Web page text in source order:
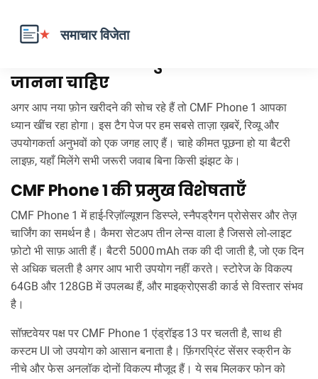
CMF Phone 1 – सब कुछ जो आपको अभी
जानना चाहिए
अगर आप नया फ़ोन खरीदने की सोच रहे हैं तो CMF Phone 1 आपका
ध्यान खींच रहा होगा। इस टैग पेज पर हम सबसे ताज़ा ख़बरें, रिव्यू और
उपयोगकर्ता अनुभवों को एक जगह लाए हैं। चाहे कीमत पूछना हो या बैटरी
लाइफ़, यहाँ मिलेंगे सभी जरूरी जवाब बिना किसी झंझट के।
CMF Phone 1 की प्रमुख विशेषताएँ
CMF Phone 1 में हाई‑रिज़ॉल्यूशन डिस्प्ले, स्नैपड्रैगन प्रोसेसर और तेज़
चार्जिंग का समर्थन है। कैमरा सेटअप तीन लेन्स वाला है जिससे लो‑लाइट
फ़ोटो भी साफ़ आती हैं। बैटरी 5000 mAh तक की दी जाती है, जो एक दिन
से अधिक चलती है अगर आप भारी उपयोग नहीं करते। स्टोरेज के विकल्प
64GB और 128GB में उपलब्ध हैं, और माइक्रोएसडी कार्ड से विस्तार संभव
है।
सॉफ़्टवेयर पक्ष पर CMF Phone 1 एंड्रॉइड 13 पर चलती है, साथ ही
कस्टम UI जो उपयोग को आसान बनाता है। फ़िंगरप्रिंट सेंसर स्क्रीन के
नीचे और फेस अनलॉक दोनों विकल्प मौजूद हैं। ये सब मिलकर फोन को